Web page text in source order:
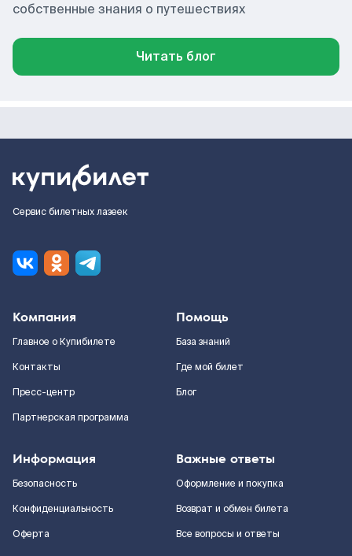
собственные знания о путешествиях
Читать блог
Сервис билетных лазеек
Компания
Главное о Купибилете
Контакты
Пресс-центр
Партнерская программа
Помощь
База знаний
Где мой билет
Блог
Информация
Безопасность
Конфиденциальность
Оферта
Важные ответы
Оформление и покупка
Возврат и обмен билета
Все вопросы и ответы